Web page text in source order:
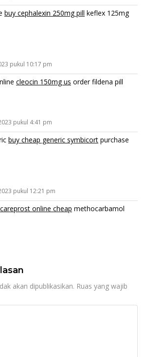
buy cephalexin 250mg pill keflex 125mg
pukul 10:17 pm
cleocin 150mg us order fildena pill
pukul 4:41 pm
buy cheap generic symbicort purchase
pukul 12:21 pm
online cheap methocarbamol
akan dipublikasikan. Ruas yang wajib